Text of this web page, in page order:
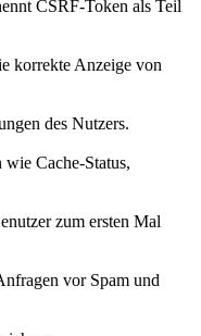
CSRF-Token als Teil
korrekte Anzeige von
des Nutzers.
wie Cache-Status,
zum ersten Mal
vor Spam und